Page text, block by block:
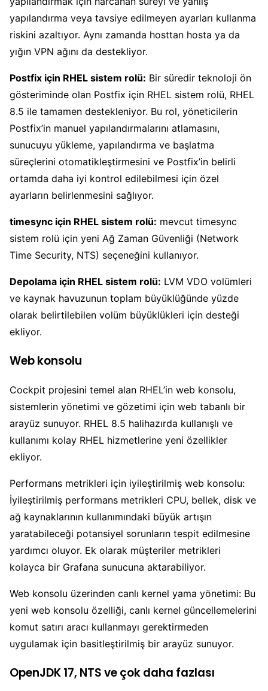
yapılandırma veya tavsiye edilmeyen ayarları kullanma
riskini azaltıyor. Aynı zamanda hosttan hosta ya da
yığın VPN ağını da destekliyor.
Postfix için RHEL sistem rolü: Bir süredir teknoloji ön
gösteriminde olan Postfix için RHEL sistem rolü, RHEL
8.5 ile tamamen destekleniyor. Bu rol, yöneticilerin
Postfix’in manuel yapılandırmalarını atlamasını,
sunucuyu yükleme, yapılandırma ve başlatma
süreçlerini otomatikleştirmesini ve Postfix’in belirli
ortamda daha iyi kontrol edilebilmesi için özel
ayarların belirlenmesini sağlıyor.
timesync için RHEL sistem rolü: mevcut timesync
sistem rolü için yeni Ağ Zaman Güvenliği (Network
Time Security, NTS) seçeneğini kullanıyor.
Depolama için RHEL sistem rolü: LVM VDO volümleri
ve kaynak havuzunun toplam büyüklüğünde yüzde
olarak belirtilebilen volüm büyüklükleri için desteği
ekliyor.
Web konsolu
Cockpit projesini temel alan RHEL’in web konsolu,
sistemlerin yönetimi ve gözetimi için web tabanlı bir
arayüz sunuyor. RHEL 8.5 halihazırda kullanışlı ve
kullanımı kolay RHEL hizmetlerine yeni özellikler
ekliyor.
Performans metrikleri için iyileştirilmiş web konsolu:
İyileştirilmiş performans metrikleri CPU, bellek, disk ve
ağ kaynaklarının kullanımındaki büyük artışın
yaratabileceği potansiyel sorunların tespit edilmesine
yardımcı oluyor. Ek olarak müşteriler metrikleri
kolayca bir Grafana sunucuna aktarabiliyor.
Web konsolu üzerinden canlı kernel yama yönetimi: Bu
yeni web konsolu özelliği, canlı kernel güncellemelerini
komut satırı aracı kullanmayı gerektirmeden
uygulamak için basitleştirilmiş bir arayüz sunuyor.
OpenJDK 17, NTS ve çok daha fazlası